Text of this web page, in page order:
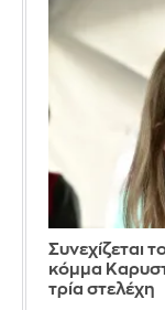
Συνεχίζεται
κόμμα
τρία στελέχη